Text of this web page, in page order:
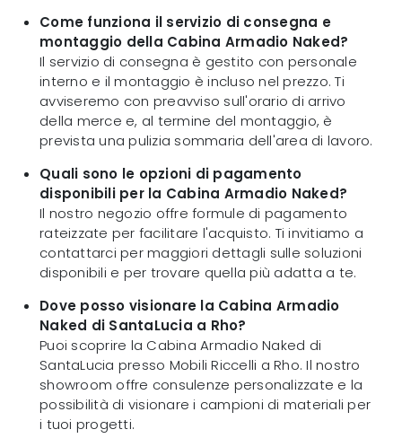
Come funziona il servizio di consegna e
montaggio della Cabina Armadio Naked?
Il servizio di consegna è gestito con personale
interno e il montaggio è incluso nel prezzo. Ti
avviseremo con preavviso sull'orario di arrivo
della merce e, al termine del montaggio, è
prevista una pulizia sommaria dell'area di lavoro.
Quali sono le opzioni di pagamento
disponibili per la Cabina Armadio Naked?
Il nostro negozio offre formule di pagamento
rateizzate per facilitare l'acquisto. Ti invitiamo a
contattarci per maggiori dettagli sulle soluzioni
disponibili e per trovare quella più adatta a te.
Dove posso visionare la Cabina Armadio
Naked di SantaLucia a Rho?
Puoi scoprire la Cabina Armadio Naked di
SantaLucia presso Mobili Riccelli a Rho. Il nostro
showroom offre consulenze personalizzate e la
possibilità di visionare i campioni di materiali per
i tuoi progetti.